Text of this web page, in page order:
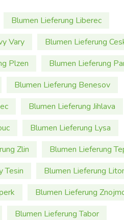
Blumen Lieferung Liberec
Vary
Blumen Lieferung
Plzen
Blumen Lieferung
Blumen Lieferung Benesov
Blumen Lieferung Jihlava
Blumen Lieferung Lysa
Zlin
Blumen Lieferung
Tesin
Blumen Lieferung
Blumen Lieferung
Blumen Lieferung Tabor